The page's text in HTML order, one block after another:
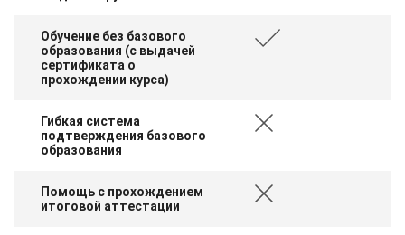
Обучение без базового
образования (с выдачей
сертификата о
прохождении курса)
Гибкая система
подтверждения базового
образования
Помощь с прохождением
итоговой аттестации